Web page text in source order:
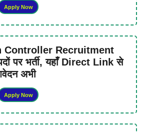
Apply Now
Controller Recruitment
पर भर्ती, यहाँ Direct Link से
अभी
Apply Now